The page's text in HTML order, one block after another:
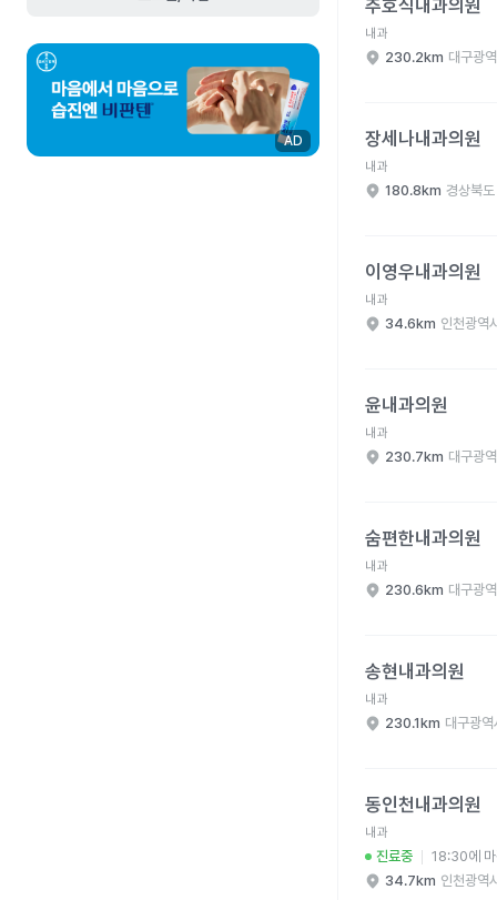
AD
추호식내과의원
내과
230.2km 대구광
장세나내과의원
내과
180.8km 경상북
이영우내과의원
내과
34.6km 인천광역
윤내과의원
내과
230.7km 대구광
숨편한내과의원
내과
230.6km 대구광
송현내과의원
내과
230.1km 대구광
동인천내과의원
내과
진료중
18:30에
34.7km 인천광역